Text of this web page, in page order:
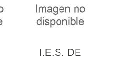
I.E.S. DE